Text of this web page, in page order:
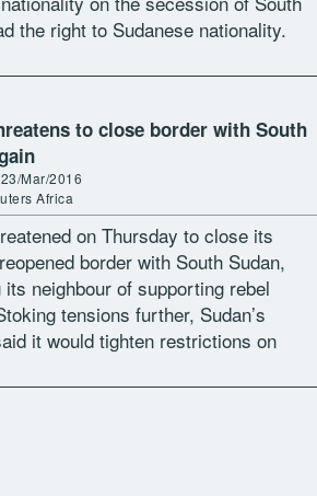
the right to Sudanese nationality.
to close border with South
Mar/2016
Africa
on Thursday to close its
border with South Sudan,
neighbour of supporting rebel
tensions further, Sudan’s
it would tighten restrictions on
[…]